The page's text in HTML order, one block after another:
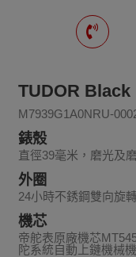
TUDOR Black
M7939G1A0NRU-
錶殼
直徑39毫米，磨光及
外圈
24小時不銹鋼雙向旋
機芯
帝舵表原廠機芯
陀系統自動上鏈機械